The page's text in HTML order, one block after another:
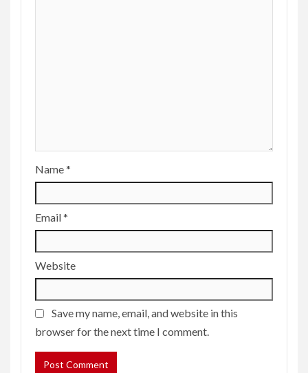
Name*
Email*
Website
Save my name, email, and website in this
browser for the next time I comment.